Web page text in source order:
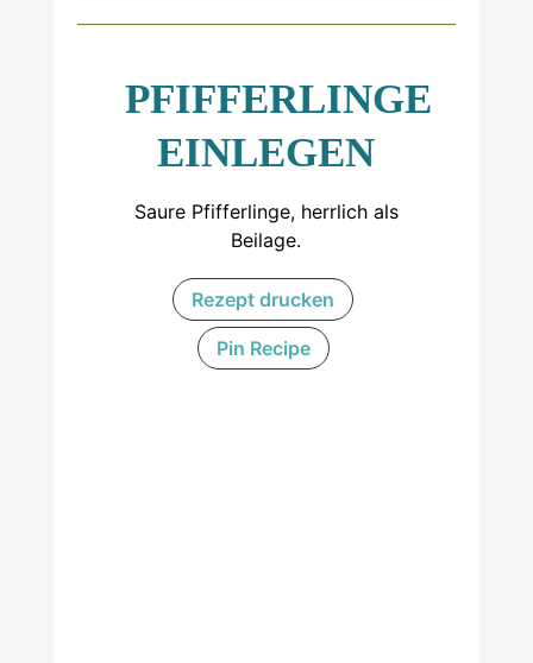
PFIFFERLINGE
EINLEGEN
Saure Pfifferlinge, herrlich als
Beilage.
Rezept drucken
Pin Recipe